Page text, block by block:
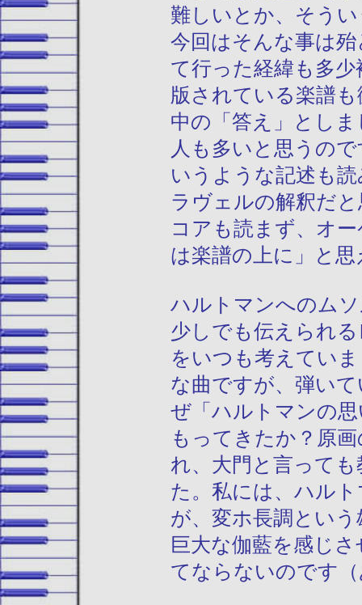
難しいとか、そう
今回はそんな事は
て行った経緯も多
版されている楽譜
中の「答え」とし
人も多いと思うの
いうような記述も
ラヴェルの解釈だ
コアも読まず、オ
は楽譜の上に」と
ハルトマンへのム
少しでも伝えられ
をいつも考えてい
な曲ですが、弾い
ぜ「ハルトマンの
もってきたか？原
れ、大門と言って
た。私には、ハル
が、変ホ長調とい
巨大な伽藍を感じ
てならないのです